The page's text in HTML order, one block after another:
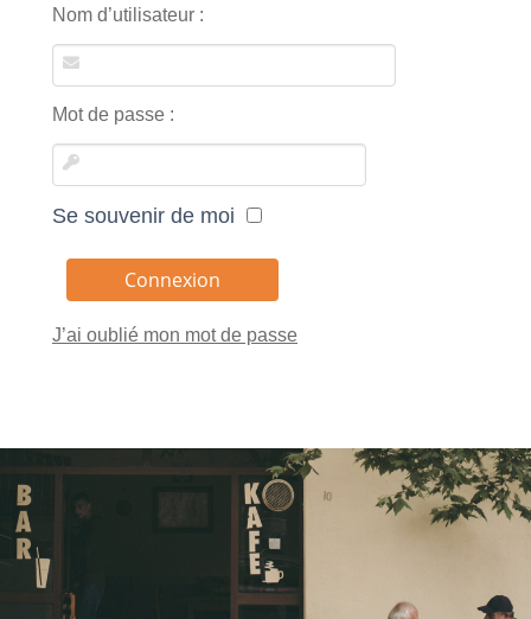
Nom d’utilisateur :
Mot de passe :
Se souvenir de moi
J’ai oublié mon mot de passe